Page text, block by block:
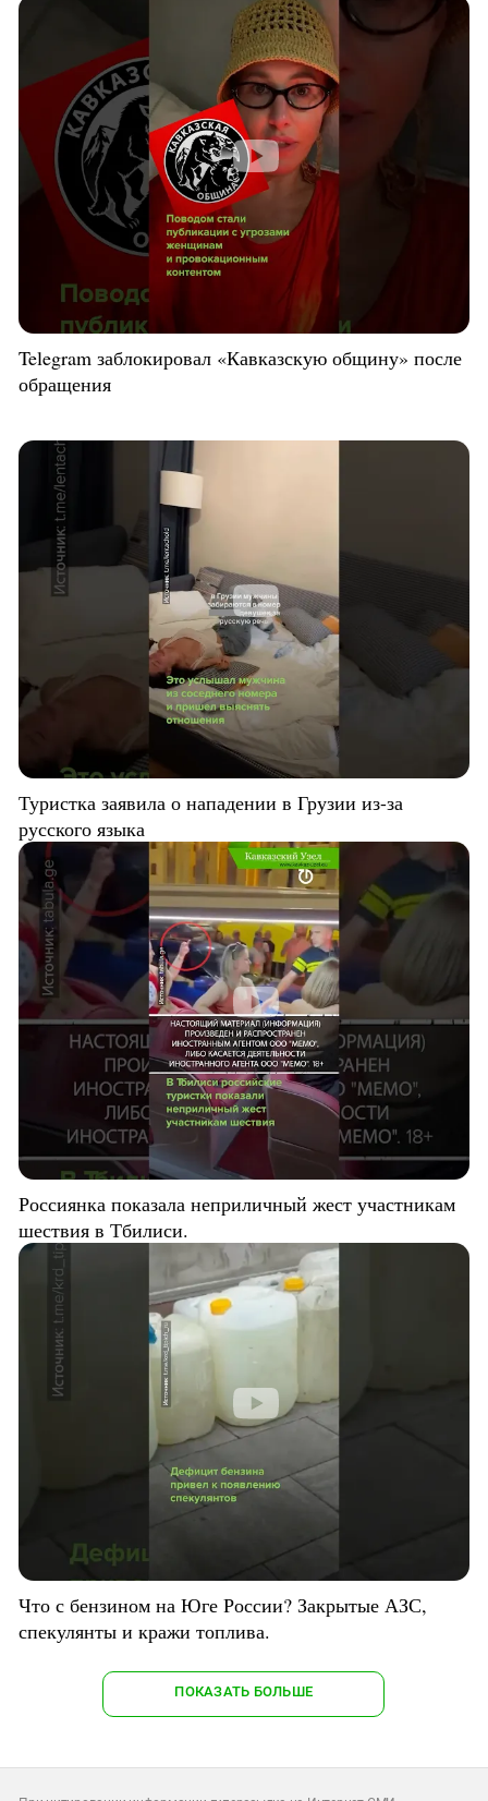
Telegram заблокировал «Кавказскую общину» после
обращения
Туристка заявила о нападении в Грузии из-за
русского языка
Россиянка показала неприличный жест участникам
шествия в Тбилиси.
Что с бензином на Юге России? Закрытые АЗС,
спекулянты и кражи топлива.
ПОКАЗАТЬ БОЛЬШЕ